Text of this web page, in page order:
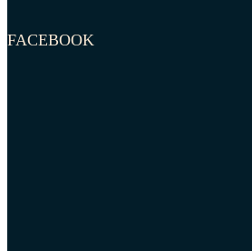
FACEBOOK